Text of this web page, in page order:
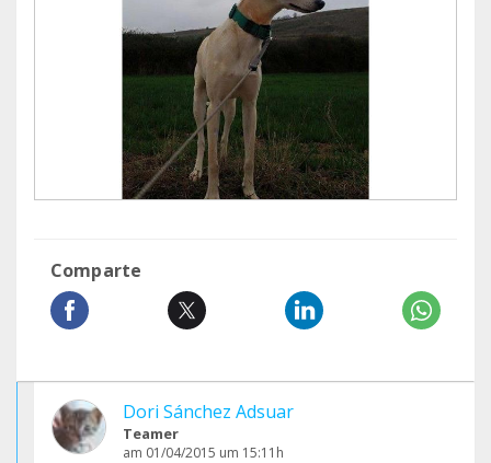
Comparte
Dori Sánchez Adsuar
Teamer
am 01/04/2015 um 15:11h